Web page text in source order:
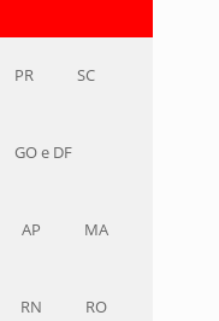
PR SC
GO e DF
AP MA
RN RO